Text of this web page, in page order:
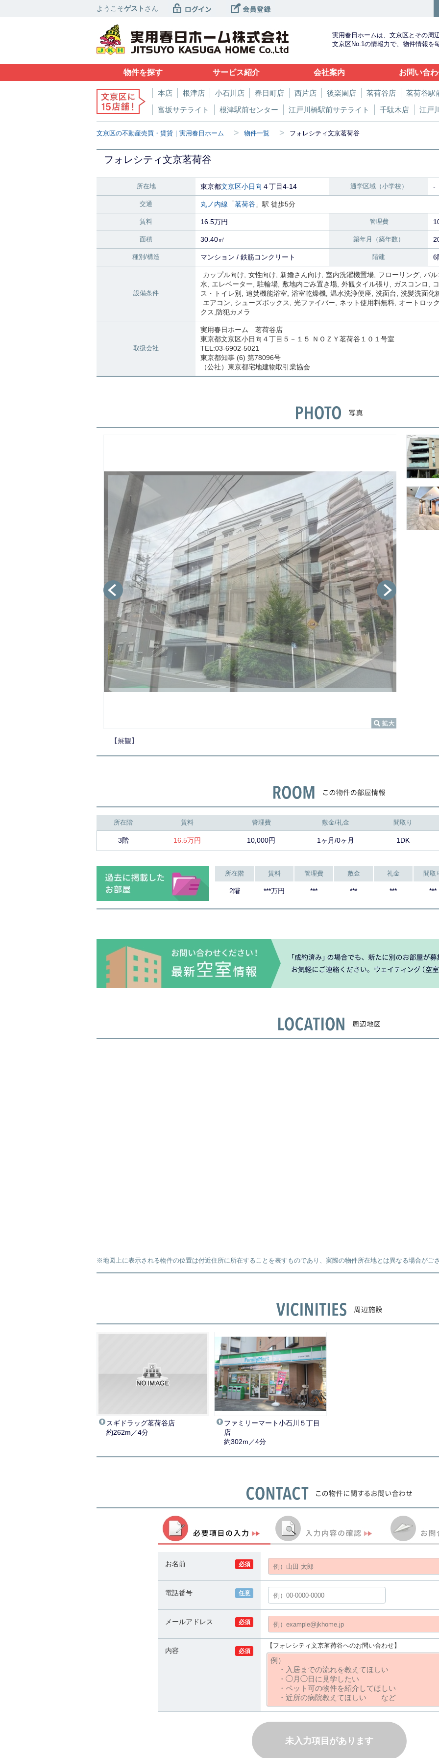
ようこそゲスト さん
実用春日ホームは、文京区とその周
文京区No.1の情報力で、物件情報を
物件を探す サービス紹介 会社案内 お問い合
本店 根津店 小石川店 春日町店 西片店 後楽園店 茗荷谷店 茗荷谷駅
富坂サテライト
根津駅前センター 江戸川橋駅前サテライト 千駄木店 江戸
文京区の不動産売買・賃貸｜実用春日ホーム > 物件一覧 > フォレシティ文京茗荷谷
フォレシティ文京茗荷谷
所在地 東京都文京区小日向 ４丁目4-14 通学区域（小学校） -
交通 丸ノ内線 「茗荷谷 」駅 徒歩5分
賃料 16.5万円 管理費
面積 30.40㎡ 築年月（築年数）
種別/構造 マンション / 鉄筋コンクリート 階建 6
設備条件
カップル向け 女性向け 新婚さん向け 室内洗濯機置場 フローリング バル
水
エレベーター 駐輪場 敷地内ごみ置き場 外観タイル張り ガスコンロ
ス・トイレ別
追焚機能浴室 浴室乾燥機 温水洗浄便座 洗面台 洗髪洗面化
エアコン
シューズボックス 光ファイバー ネット使用料無料 オートロック
クス 防犯カメラ
取扱会社
実用春日ホーム 茗荷谷店
東京都文京区小日向４丁目５－１５ ＮＯＺＹ茗荷谷１０１号室
TEL:03-6902-5021
東京都知事 (6) 第78096号
（公社）東京都宅地建物取引業協会
【外観】
所在階 賃料 管理費 敷金/礼金 間取り
3階 16.5万円 10,000円 1ヶ月/0ヶ月 1DK
所在階 賃料 管理費 敷金 礼金 間取
2階 ***万円 *** *** *** ***
※地図上に表示される物件の位置は付近住所に所在することを表すものであり、実際の物件所在地とは異なる場合がござ
スギドラッグ茗荷谷店
約262m／4分
ファミリーマート小石川５丁目
店
約302m／4分
必須
お名前
任意
電話番号
必須
メールアドレス
必須
内容
【フォレシティ文京茗荷谷へのお問い合わせ】
未入力項目があります